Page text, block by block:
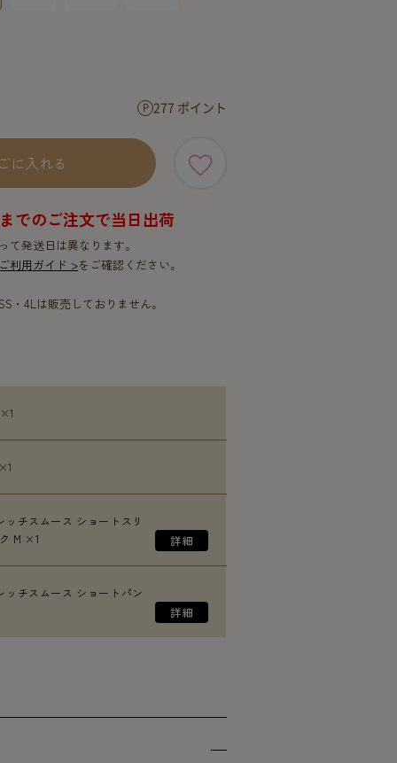
277 ポイント
に入れる
でのご注文で当日出荷
て発送日は異なります。
ご利用ガイド >をご確認ください。
・4Lは販売しておりません。
ッチスムース ショートスリ
M ×1
ッチスムース ショートパン